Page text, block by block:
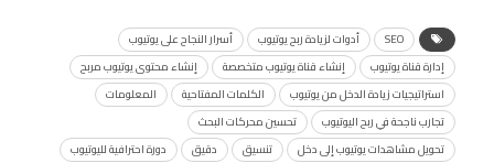
SEO أدوات لزيادة ربح يوتيوب
أسرار النجاح على يوتيوب
إدارة قناة يوتيوب
إنشاء قناة يوتيوب متخصصة
إنشاء محتوى يوتيوب مربح
استراتيجيات زيادة الدخل من يوتيوب
الكلمات المفتاحية
المعلومات
تجارب ناجحة في ربح اليوتيوب
تحسين محركات البحث
تحويل مشاهدات يوتيوب إلى دخل
تنسيق دقيق
دورة احترافية لليوتيوب